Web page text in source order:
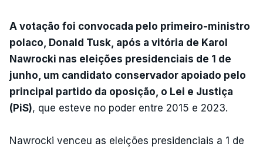
A votação foi convocada pelo primeiro-ministro
polaco, Donald Tusk, após a vitória de Karol
Nawrocki nas eleições presidenciais de 1 de
junho, um candidato conservador apoiado pelo
principal partido da oposição, o Lei e Justiça
(PiS), que esteve no poder entre 2015 e 2023.
Nawrocki venceu as eleições presidenciais a 1 de